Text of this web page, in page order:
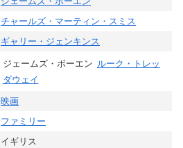
チャールズ・マーティン・スミス
ギャリー・ジェンキンス
ジェームズ・ボーエン ルーク・トレッ
ダウェイ
映画
ファミリー
イギリス